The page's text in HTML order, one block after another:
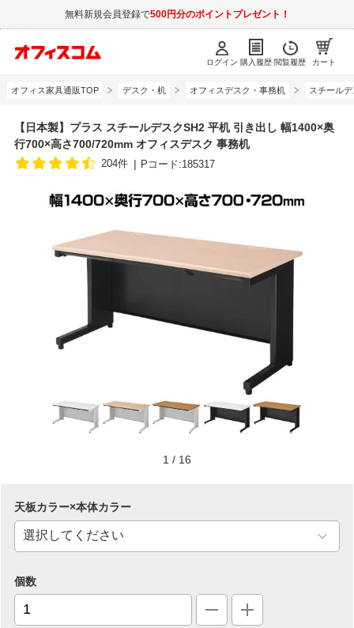
無料新規会員登録で500円分のポイントプレゼント！
ログイン 購入履歴 閲覧履歴 カート
オフィス家具通販TOP デスク・机 オフィスデスク・事務机 スチール
【日本製】プラス スチールデスクSH2 平机 引き出し 幅1400×奥
行700×高さ700/720mm オフィスデスク 事務机
204件 Pコード:185317
1 / 16
天板カラー×本体カラー
個数